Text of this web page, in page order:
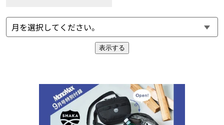
表示する